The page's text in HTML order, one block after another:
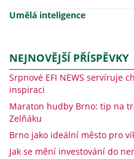
Umělá inteligence
NEJNOVĚJŠÍ PŘÍSPĚVKY
Srpnové EFI NEWS servíruje
inspiraci
Maraton hudby Brno: tip na
Zelňáku
Brno jako ideální město pro
Jak se mění investování do